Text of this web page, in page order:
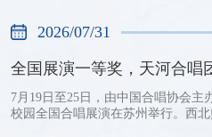
2026/07/31
全国展演一等奖，天河合唱
7月19日至25日，由中国合唱协会主
校园全国合唱展演在苏州举行。西